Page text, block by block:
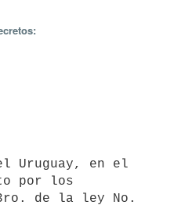
por los
de la ley No.